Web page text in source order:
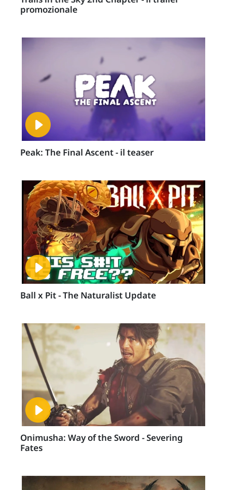
promozionale
Peak: The Final Ascent - il teaser
Ball x Pit - The Naturalist Update
Onimusha: Way of the Sword - Severing
Fates